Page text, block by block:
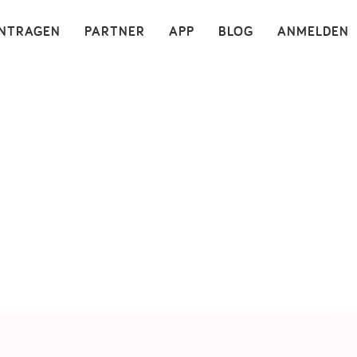
ANMELDEN
BLOG
APP
PARTNER ×